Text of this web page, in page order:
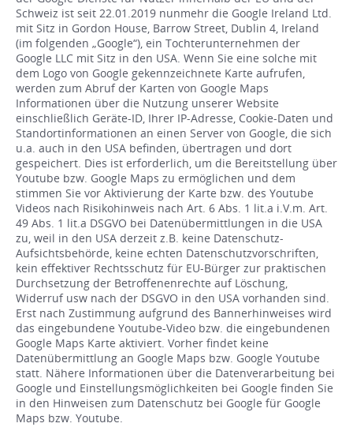
Schweiz ist seit 22.01.2019 nunmehr die Google Ireland Ltd.
mit Sitz in Gordon House, Barrow Street, Dublin 4, Ireland
(im folgenden „Google“), ein Tochterunternehmen der
Google LLC mit Sitz in den USA. Wenn Sie eine solche mit
dem Logo von Google gekennzeichnete Karte aufrufen,
werden zum Abruf der Karten von Google Maps
Informationen über die Nutzung unserer Website
einschließlich Geräte-ID, Ihrer IP-Adresse, Cookie-Daten und
Standortinformationen an einen Server von Google, die sich
u.a. auch in den USA befinden, übertragen und dort
gespeichert. Dies ist erforderlich, um die Bereitstellung über
Youtube bzw. Google Maps zu ermöglichen und dem
stimmen Sie vor Aktivierung der Karte bzw. des Youtube
Videos nach Risikohinweis nach Art. 6 Abs. 1 lit.a i.V.m. Art.
49 Abs. 1 lit.a DSGVO bei Datenübermittlungen in die USA
zu, weil in den USA derzeit z.B. keine Datenschutz-
Aufsichtsbehörde, keine echten Datenschutzvorschriften,
kein effektiver Rechtsschutz für EU-Bürger zur praktischen
Durchsetzung der Betroffenenrechte auf Löschung,
Widerruf usw nach der DSGVO in den USA vorhanden sind.
Erst nach Zustimmung aufgrund des Bannerhinweises wird
das eingebundene Youtube-Video bzw. die eingebundenen
Google Maps Karte aktiviert. Vorher findet keine
Datenübermittlung an Google Maps bzw. Google Youtube
statt. Nähere Informationen über die Datenverarbeitung bei
Google und Einstellungsmöglichkeiten bei Google finden Sie
in den Hinweisen zum Datenschutz bei Google für Google
Maps bzw. Youtube.